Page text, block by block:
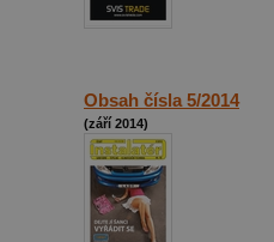
Obsah čísla 5/2014
(září 2014)